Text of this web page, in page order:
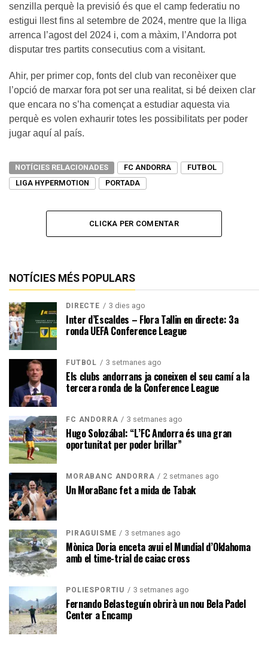
senzilla perquè la previsió és que el camp federatiu no
estigui llest fins al setembre de 2024, mentre que la lliga
arrenca l’agost del 2024 i, com a màxim, l’Andorra pot
disputar tres partits consecutius com a visitant.
Ahir, per primer cop, fonts del club van reconèixer que
l’opció de marxar fora pot ser una realitat, si bé deixen clar
que encara no s’ha començat a estudiar aquesta via
perquè es volen exhaurir totes les possibilitats per poder
jugar aquí al país.
NOTÍCIES RELACIONADES FC ANDORRA
FUTBOL
LIGA HYPERMOTION
PORTADA
CLICKA PER COMENTAR
NOTÍCIES MÉS POPULARS
DIRECTE 3 dies ago
Inter d’Escaldes – Flora Tallin en directe: 3a
ronda UEFA Conference League
FUTBOL 3 setmanes ago
Els clubs andorrans ja coneixen el seu camí a la
tercera ronda de la Conference League
FC ANDORRA 3 setmanes ago
Hugo Solozábal: “L’FC Andorra és una gran
oportunitat per poder brillar”
MORABANC ANDORRA 2 setmanes ago
Un MoraBanc fet a mida de Tabak
PIRAGÜISME 3 setmanes ago
Mònica Doria enceta avui el Mundial d’Oklahoma
amb el time-trial de caiac cross
POLIESPORTIU 3 setmanes ago
Fernando Belasteguín obrirà un nou Bela Padel
Center a Encamp